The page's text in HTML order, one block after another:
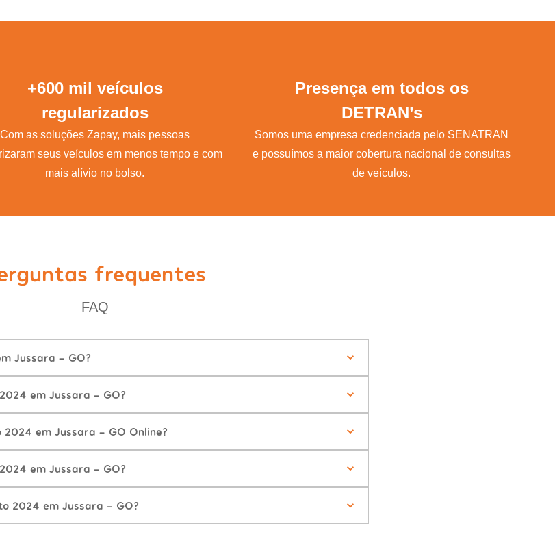
+600 mil veículos
regularizados
Com as soluções Zapay, mais pessoas
seus veículos em menos tempo e com
mais alívio no bolso.
Presença em todos os
DETRAN’s
Somos uma empresa credenciada pelo SENATRAN
e possuímos a maior cobertura nacional de consultas
de veículos.
frequentes
FAQ
Jussara - GO?
em Jussara - GO?
2024 em Jussara - GO Online?
em Jussara - GO?
2024 em Jussara - GO?